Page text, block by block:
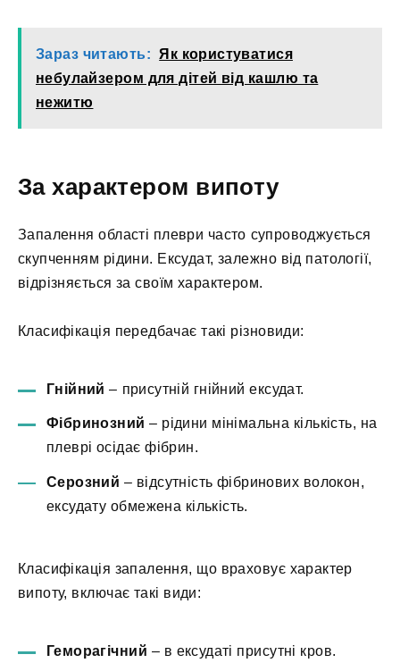
Зараз читають: Як користуватися
небулайзером для дітей від кашлю та
нежитю
За характером випоту
Запалення області плеври часто супроводжується
скупченням рідини. Ексудат, залежно від патології,
відрізняється за своїм характером.
Класифікація передбачає такі різновиди:
Гнійний – присутній гнійний ексудат.
Фібринозний – рідини мінімальна кількість, на
плеврі осідає фібрин.
Серозний – відсутність фібринових волокон,
ексудату обмежена кількість.
Класифікація запалення, що враховує характер
випоту, включає такі види:
Геморагічний – в ексудаті присутні кров.